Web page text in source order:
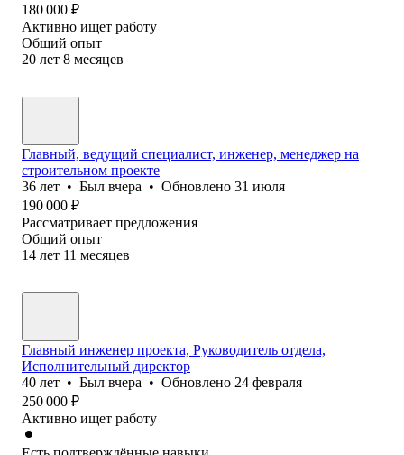
180 000 ₽
Активно ищет работу
Общий опыт
20 лет 8 месяцев
Главный, ведущий специалист, инженер, менеджер на
строительном проекте
36 лет • Был вчера • Обновлено 31 июля
190 000 ₽
Рассматривает предложения
Общий опыт
14 лет 11 месяцев
Главный инженер проекта, Руководитель отдела,
Исполнительный директор
40 лет • Был вчера • Обновлено 24 февраля
250 000 ₽
Активно ищет работу